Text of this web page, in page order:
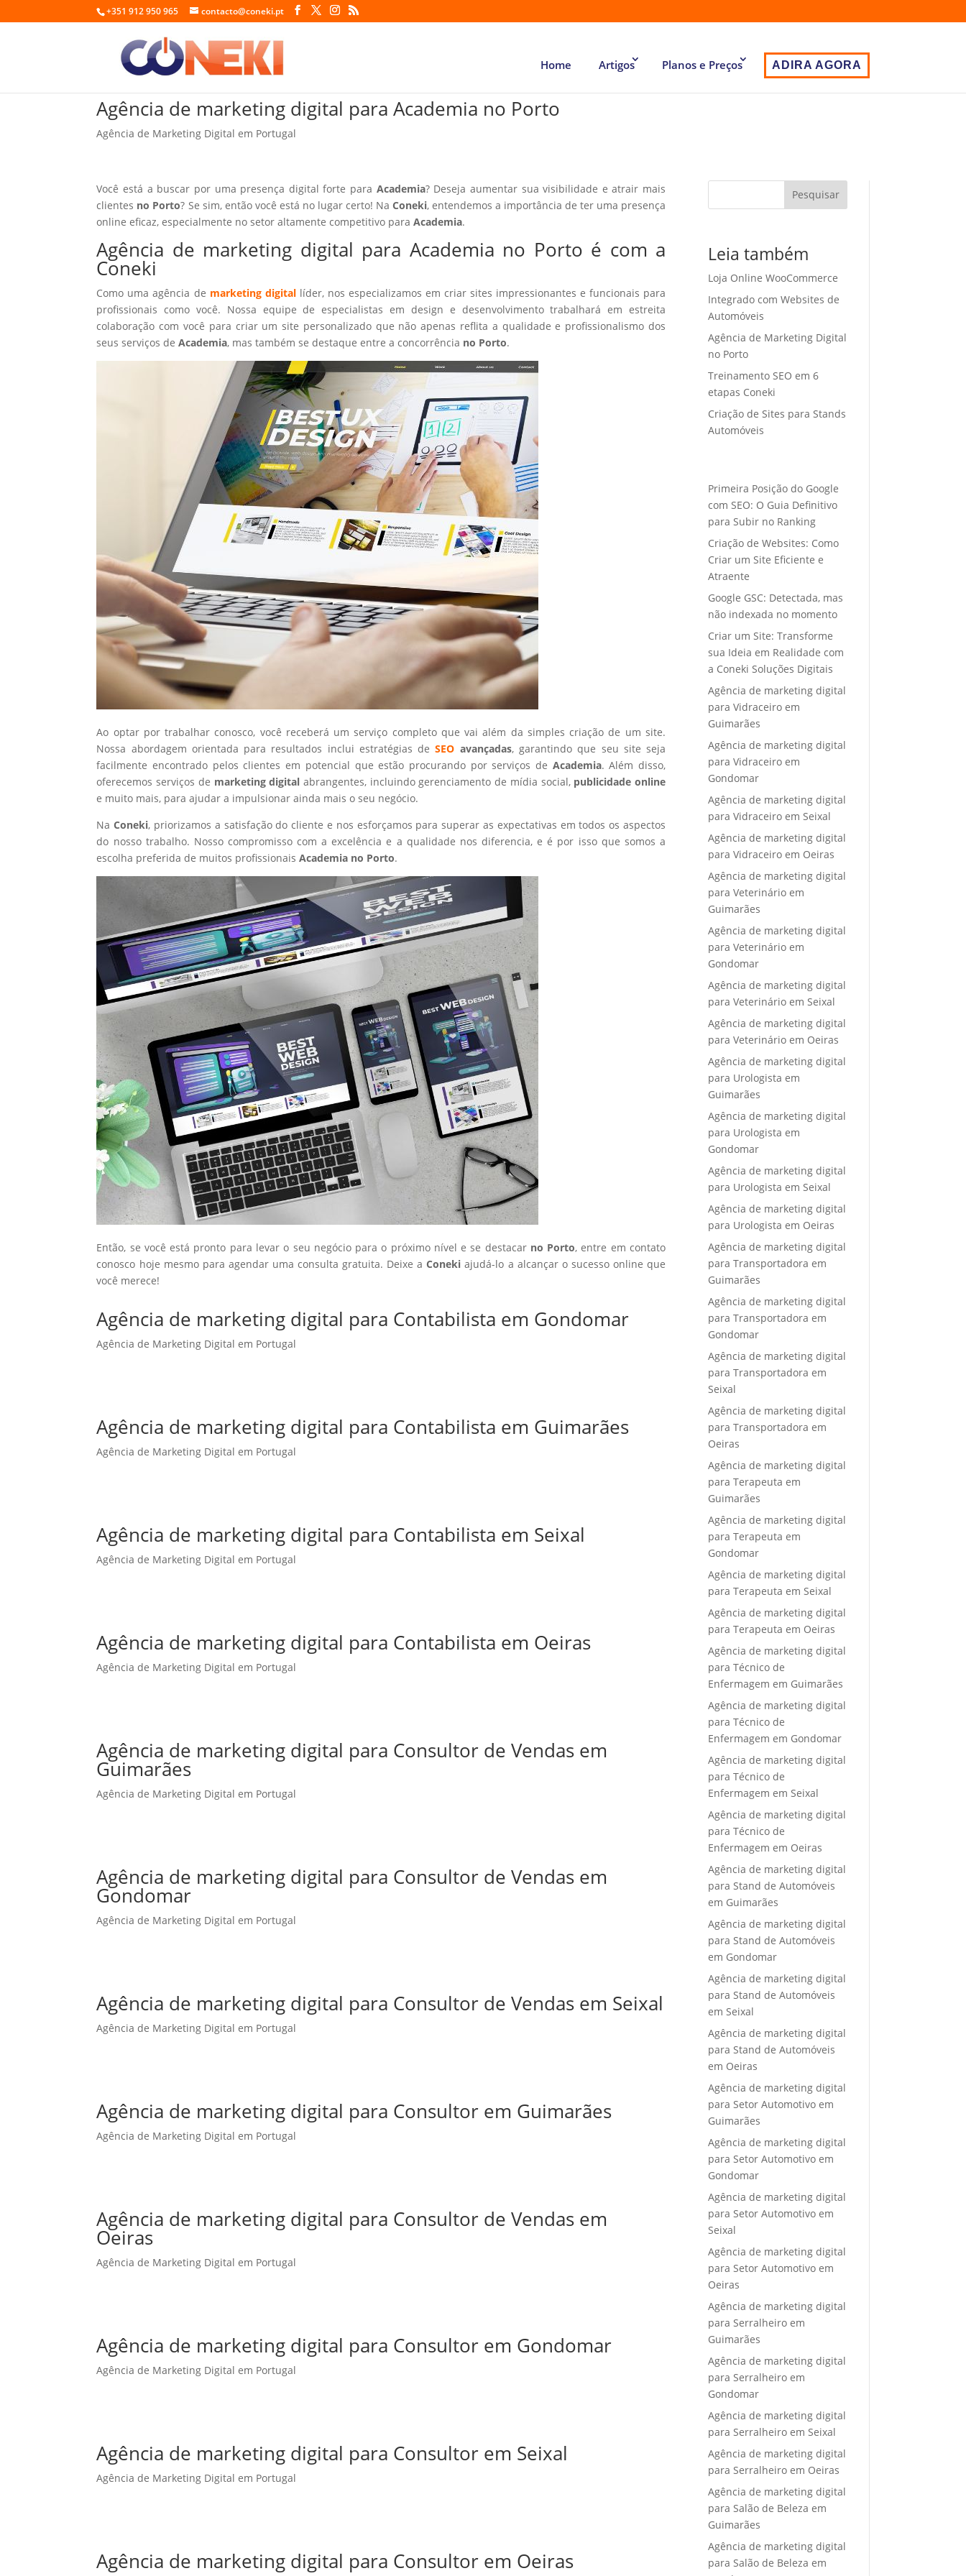
+351 912 950 965 contacto@coneki.pt
Home Artigos Planos e Preços ADIRA AGORA
Agência de marketing digital para Academia no Porto
Agência de Marketing Digital em Portugal
Você está a buscar por uma presença digital forte para Academia? Deseja aumentar sua visibilidade e atrair mais
clientes no Porto? Se sim, então você está no lugar certo! Na Coneki, entendemos a importância de ter uma presença
online eficaz, especialmente no setor altamente competitivo paraAcademia.
Agência de marketing digital para Academia no Porto é com a
Coneki
Como uma agência de marketing digitallíder, nos especializamos em criar sites impressionantes e funcionais para
profissionais como você. Nossa equipe de especialistas em design e desenvolvimento trabalhará em estreita
colaboração com você para criar um site personalizado que não apenas reflita a qualidade e profissionalismo dos
seus serviços deAcademia, mas também se destaque entre a concorrência no Porto.
Ao optar por trabalhar conosco, você receberá um serviço completo que vai além da simples criação de um site.
Nossa abordagem orientada para resultados inclui estratégias deSEO avançadas, garantindo que seu site seja
facilmente encontrado pelos clientes em potencial que estão procurando por serviços de Academia. Além disso,
oferecemos serviços de marketing digital abrangentes, incluindo gerenciamento de mídia social, publicidade online
e muito mais, para ajudar a impulsionar ainda mais o seu negócio.
NaConeki, priorizamos a satisfação do cliente e nos esforçamos para superar as expectativas em todos os aspectos
do nosso trabalho. Nosso compromisso com a excelência e a qualidade nos diferencia, e é por isso que somos a
escolha preferida de muitos profissionaisAcademia no Porto.
Então, se você está pronto para levar o seu negócio para o próximo nível e se destacar no Porto, entre em contato
conosco hoje mesmo para agendar uma consulta gratuita. Deixe aConeki ajudá-lo a alcançar o sucesso online que
você merece!
Agência de marketing digital para Contabilista em Gondomar
Agência de Marketing Digital em Portugal
Agência de marketing digital para Contabilista em Guimarães
Agência de Marketing Digital em Portugal
Agência de marketing digital para Contabilista em Seixal
Agência de Marketing Digital em Portugal
Agência de marketing digital para Contabilista em Oeiras
Agência de Marketing Digital em Portugal
Agência de marketing digital para Consultor de Vendas em
Guimarães
Agência de Marketing Digital em Portugal
Agência de marketing digital para Consultor de Vendas em
Gondomar
Agência de Marketing Digital em Portugal
Agência de marketing digital para Consultor de Vendas em Seixal
Agência de Marketing Digital em Portugal
Agência de marketing digital para Consultor em Guimarães
Agência de Marketing Digital em Portugal
Agência de marketing digital para Consultor de Vendas em
Oeiras
Agência de Marketing Digital em Portugal
Agência de marketing digital para Consultor em Gondomar
Agência de Marketing Digital em Portugal
Agência de marketing digital para Consultor em Seixal
Agência de Marketing Digital em Portugal
Agência de marketing digital para Consultor em Oeiras
Pesquisar
Leia também
Loja Online WooCommerce
Integrado com Websites de
Automóveis
Agência de Marketing Digital
no Porto
Treinamento SEO em 6
etapas Coneki
Criação de Sites para Stands
Automóveis
Primeira Posição do Google
com SEO: O Guia Definitivo
para Subir no Ranking
Criação de Websites: Como
Criar um Site Eficiente e
Atraente
Google GSC: Detectada, mas
não indexada no momento
Criar um Site: Transforme
sua Ideia em Realidade com
a Coneki Soluções Digitais
Agência de marketing digital
para Vidraceiro em
Guimarães
Agência de marketing digital
para Vidraceiro em
Gondomar
Agência de marketing digital
para Vidraceiro em Seixal
Agência de marketing digital
para Vidraceiro em Oeiras
Agência de marketing digital
para Veterinário em
Guimarães
Agência de marketing digital
para Veterinário em
Gondomar
Agência de marketing digital
para Veterinário em Seixal
Agência de marketing digital
para Veterinário em Oeiras
Agência de marketing digital
para Urologista em
Guimarães
Agência de marketing digital
para Urologista em
Gondomar
Agência de marketing digital
para Urologista em Seixal
Agência de marketing digital
para Urologista em Oeiras
Agência de marketing digital
para Transportadora em
Guimarães
Agência de marketing digital
para Transportadora em
Gondomar
Agência de marketing digital
para Transportadora em
Seixal
Agência de marketing digital
para Transportadora em
Oeiras
Agência de marketing digital
para Terapeuta em
Guimarães
Agência de marketing digital
para Terapeuta em
Gondomar
Agência de marketing digital
para Terapeuta em Seixal
Agência de marketing digital
para Terapeuta em Oeiras
Agência de marketing digital
para Técnico de
Enfermagem em Guimarães
Agência de marketing digital
para Técnico de
Enfermagem em Gondomar
Agência de marketing digital
para Técnico de
Enfermagem em Seixal
Agência de marketing digital
para Técnico de
Enfermagem em Oeiras
Agência de marketing digital
para Stand de Automóveis
em Guimarães
Agência de marketing digital
para Stand de Automóveis
em Gondomar
Agência de marketing digital
para Stand de Automóveis
em Seixal
Agência de marketing digital
para Stand de Automóveis
em Oeiras
Agência de marketing digital
para Setor Automotivo em
Guimarães
Agência de marketing digital
para Setor Automotivo em
Gondomar
Agência de marketing digital
para Setor Automotivo em
Seixal
Agência de marketing digital
para Setor Automotivo em
Oeiras
Agência de marketing digital
para Serralheiro em
Guimarães
Agência de marketing digital
para Serralheiro em
Gondomar
Agência de marketing digital
para Serralheiro em Seixal
Agência de marketing digital
para Serralheiro em Oeiras
Agência de marketing digital
para Salão de Beleza em
Guimarães
Agência de marketing digital
para Salão de Beleza em